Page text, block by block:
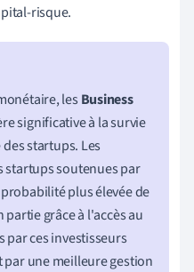
risque.
les Business
significative à la survie
startups. Les
soutenues par
plus élevée de
partie grâce à l'accès au
ces investisseurs
une meilleure gestion